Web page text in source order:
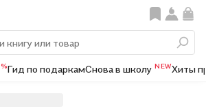
%Гид по подаркамСнова в школу NEWХиты